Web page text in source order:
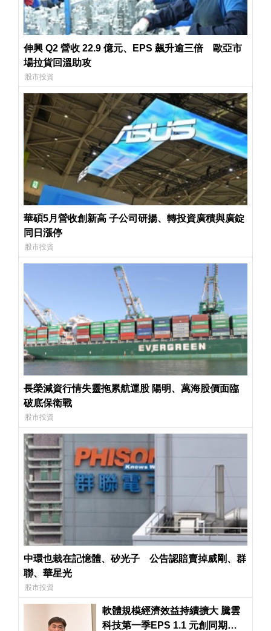
伸興 Q2 營收 22.9 億元、EPS 飆升逾三倍 歐亞市
場拉貨回溫助攻
股市投資
華碩5月營收創新高 子公司研揚、轉投資廣積與廣錠
同日漲停
股市投資
長榮減資行情失靈拖累航運股 陽明、萬海股價面臨
破底保衛戰
股市投資
中環也栽在記憶體、矽光子 公告認賠賣掉威剛、群
聯、華星光
股市投資
軟體規模經濟效益持續擴大 騰雲
科技第一季EPS 1.1 元創同期新